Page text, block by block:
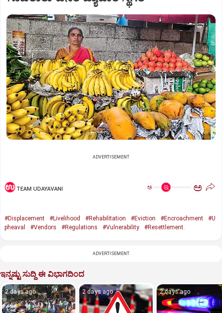
ADVERTISEMENT
TEAM UDAYAVANI ಅ ಅ
#Displacement #Livelihood #Rehabilitation #Eviction #Encroachment
#U
pheaval
#Vendors #Regulations #Vulnerability #Resettlement.
ADVERTISEMENT
ಇನ್ನಷ್ಟು ಸುದ್ದಿ ಈ ವಿಭಾಗದಿಂದ
2 days ago 2 days ago 2 days ago